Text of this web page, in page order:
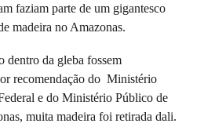
faziam parte de um gigantesco
madeira no Amazonas.
dentro da gleba fossem
recomendação do Ministério
e do Ministério Público de
muita madeira foi retirada dali.